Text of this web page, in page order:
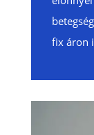
fix áron